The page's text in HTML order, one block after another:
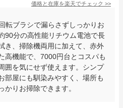
価格と在庫を楽天でチェック >>
転ブラシで漏らさずしっかりお
90分の高性能リチウム電池で長
き、掃除機両用に加えて、赤外
高機能で、7000円台とコスパも
囲を気にせず使えます。シンプ
部屋にも馴染みやすく、場所も
りお掃除できます。